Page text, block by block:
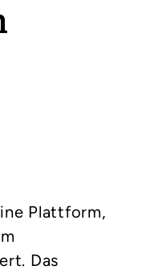
Plattform,
Das